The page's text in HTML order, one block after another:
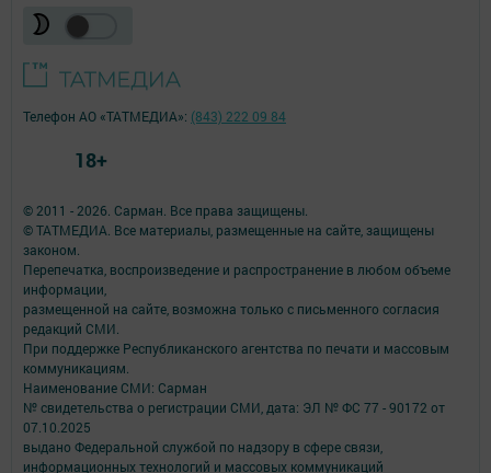
© 2011 - 2026. Сарман. Все права защищены.
© ТАТМЕДИА. Все материалы, размещенные на сайте, защищены
законом.
Перепечатка, воспроизведение и распространение в любом объеме
информации,
размещенной на сайте, возможна только с письменного согласия
редакций СМИ.
При поддержке Республиканского агентства по печати и массовым
коммуникациям.
Наименование СМИ: Сарман
№ свидетельства о регистрации СМИ, дата: ЭЛ № ФС 77 - 90172 от
07.10.2025
выдано Федеральной службой по надзору в сфере связи,
информационных технологий и массовых коммуникаций
Телефон АО «ТАТМЕДИА»: (843) 222 09 84
18+